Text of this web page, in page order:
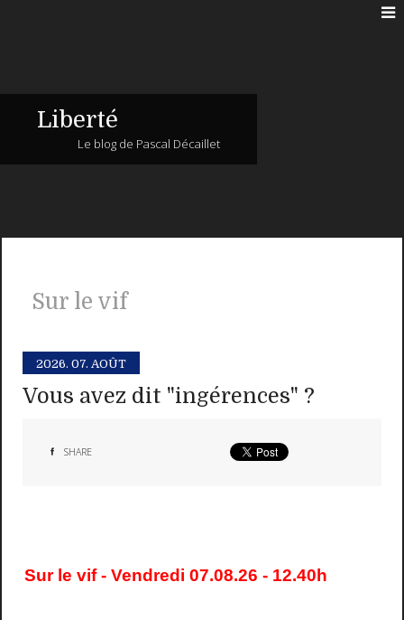
Liberté
Le blog de Pascal Décaillet
Sur le vif
2026. 07. AOÛT
Vous avez dit "ingérences" ?
SHARE
Sur le vif - Vendredi 07.08.26 - 12.40h